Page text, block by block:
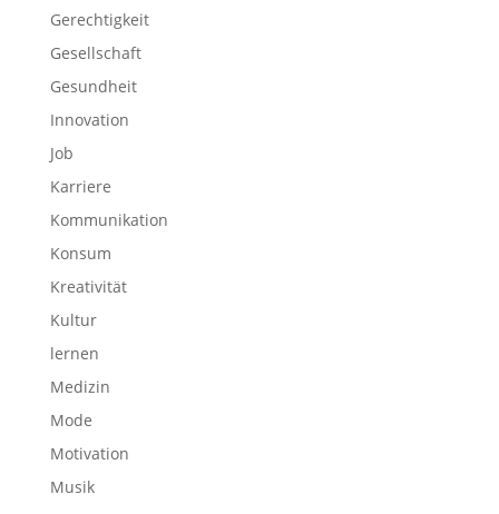
Gerechtigkeit
Gesellschaft
Gesundheit
Innovation
Job
Karriere
Kommunikation
Konsum
Kreativität
Kultur
lernen
Medizin
Mode
Motivation
Musik